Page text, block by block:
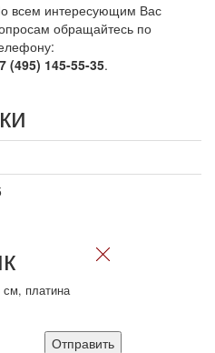
всем интересующим Вас
обращайтесь по
(495) 145-55-35.
см, платина
Отправить